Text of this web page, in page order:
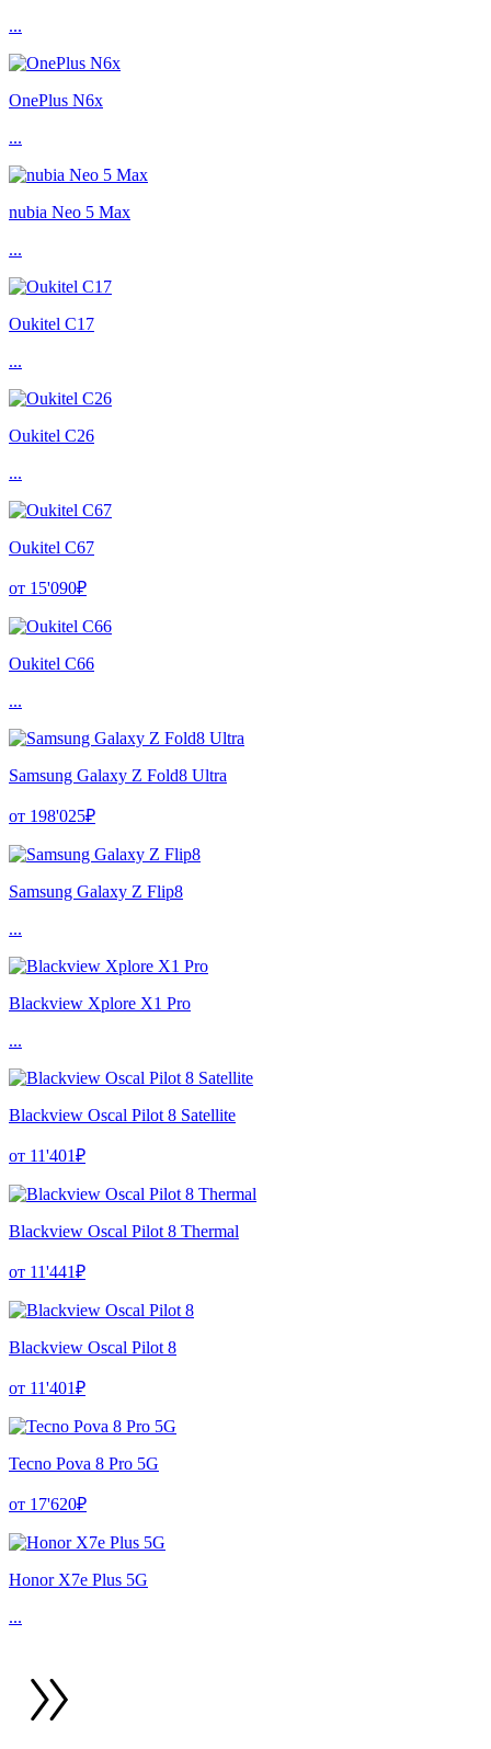
...
OnePlus N6x
...
nubia Neo 5 Max
...
Oukitel C17
...
Oukitel C26
...
Oukitel C67
от 15'090₽
Oukitel C66
...
Samsung Galaxy Z Fold8 Ultra
от 198'025₽
Samsung Galaxy Z Flip8
...
Blackview Xplore X1 Pro
...
Blackview Oscal Pilot 8 Satellite
от 11'401₽
Blackview Oscal Pilot 8 Thermal
от 11'441₽
Blackview Oscal Pilot 8
от 11'401₽
Tecno Pova 8 Pro 5G
от 17'620₽
Honor X7e Plus 5G
...